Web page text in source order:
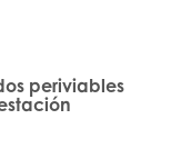
periviables